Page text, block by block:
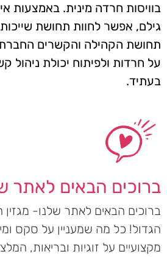
בוויסות חרדה מינית. באמצעות
גילם, אפשר לחוות תחושת שייכות
תחושת הקהילה והקשרים
על חרדות ולפיתוח יכולת ניהול
בעתיד.
ברוכים הבאים לאתר
ברוכים הבאים לאתר שלנו-
הגדול! כל מה שמעניין על סקס
מקצועיים על זוגיות ובריאות,